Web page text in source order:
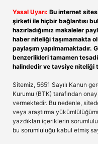
Yasal Uyarı: Bu internet
şirketi ile hiçbir bağlantısı
hazırladığımız makaleler
haber niteliği taşımamakta
paylaşım yapılmamaktadır.
benzerlikleri tamamen
halindedir ve tavsiye niteliği
Sitemiz, 5651 Sayılı Kanun
Kurumu (BTK) tarafından
vermektedir. Bu nedenle,
veya araştırma
yazdıkları içeriklerin
bu sorumluluğu kabul etmiş